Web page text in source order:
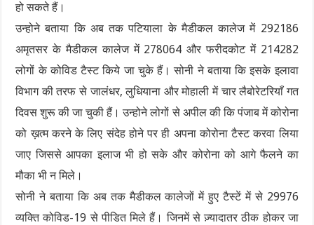
हो सकते हैं।
उन्होने बताया कि अब तक पटियाला के मैडीकल कालेज में 292186
अमृतसर के मैडीकल कालेज में 278064 और फरीदकोट में 214282
लोगों के कोविड टैस्ट किये जा चुके हैं। सोनी ने बताया कि इसके इलावा
विभाग की तरफ से जालंधर, लुधियाना और मोहाली में चार लैबोरेटरियाँ गत
दिवस शुरू की जा चुकी हैं। उन्होने लोगों से अपील की कि पंजाब में कोरोना
को ख़त्म करने के लिए संदेह होने पर ही अपना कोरोना टैस्ट करवा लिया
जाए जिससे आपका इलाज भी हो सके और कोरोना को आगे फैलने का
मौका भी न मिले।
सोनी ने बताया कि अब तक मैडीकल कालेजों में हुए टैस्टें में से 29976
व्यक्ति कोविड-19 से पीडित मिले हैं। जिनमें से ज़्यादातर ठीक होकर जा